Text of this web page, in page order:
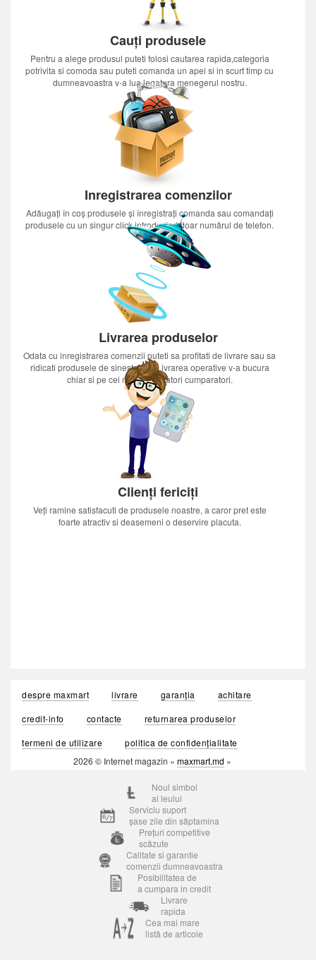
Cauți produsele
Pentru a alege produsul puteti folosi cautarea rapida,categoria
potrivita si comoda sau puteti comanda un apel si in scurt timp cu
dumneavoastra v-a lua legatura menegerul nostru.
Inregistrarea comenzilor
Adăugați în coș produsele și înregistrați comanda sau comandați
produsele cu un singur click introducînd doar numărul de telefon.
Livrarea produselor
Odata cu inregistrarea comenzii puteti sa profitati de livrare sau sa
ridicati produsele de sinestatator.Livrarea operative v-a bucura
chiar si pe cei mai nerabdatori cumparatori.
Clienți fericiți
Veți ramine satisfacuti de produsele noastre, a caror pret este
foarte atractiv si deasemeni o deservire placuta.
despre maxmart livrare garanția
achitare
credit-info
contacte
returnarea produselor
termeni de utilizare
politica de confidențialitate
2026 © Internet magazin « maxmart.md »
Noul simbol
al leului
Serviciu suport
șase zile din săptamina
Prețuri competitive
scăzute
Calitate si garantie
comenzii dumneavoastra
Posibilitatea de
a cumpara in credit
Livrare
rapida
Cea mai mare
listă de articole